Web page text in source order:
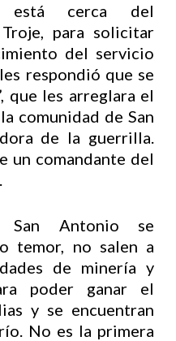
cerca del
para solicitar
del servicio
respondió que se
que les arreglara el
comunidad de San
de la guerrilla.
un comandante del
San Antonio se
temor, no salen a
de minería y
poder ganar el
y se encuentran
No es la primera